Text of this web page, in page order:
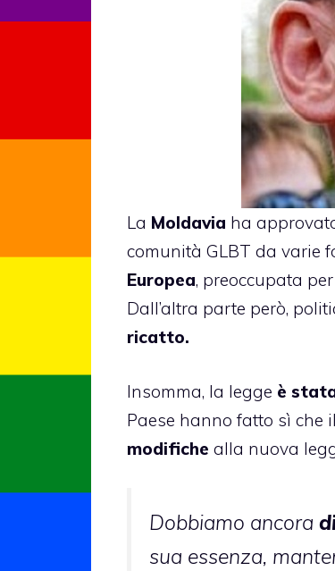
La Moldavia ha
comunità GLBT da varie
Europea, preoccupata
Dall’altra parte però,
ricatto.
Insomma, la legge è
Paese hanno fatto sì che
modifiche alla nuova
Dobbiamo ancora
sua essenza,